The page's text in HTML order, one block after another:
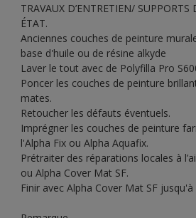
TRAVAUX D’ENTRETIEN/ SUPPORTS
ÉTAT.
Anciennes couches de peinture
base d'huile ou de résine alkyde
Laver le tout avec de Polyfilla Pro
Poncer les couches de peinture
mates.
Retoucher les défauts éventuels.
Imprégner les couches de peinture
l'Alpha Fix ou Alpha Aquafix.
Prétraiter des réparations locales à
ou Alpha Cover Mat SF.
Finir avec Alpha Cover Mat SF